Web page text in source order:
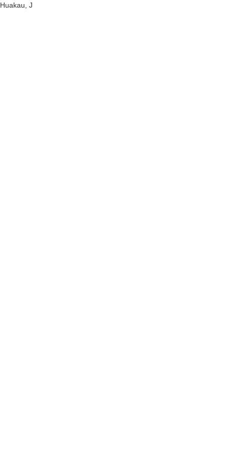
Huakau, J